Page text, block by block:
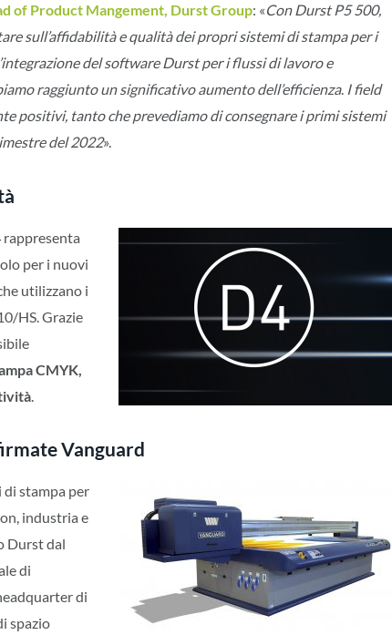
of Product Mangement, Durst Group: «Con Durst P5 500,
sull’affidabilità e qualità dei propri sistemi di stampa per i
del software Durst per i flussi di lavoro e
raggiunto un significativo aumento dell’efficienza. I field
positivi, tanto che prevediamo di consegnare i primi sistemi
del 2022».
rappresenta
per i nuovi
utilizzano i
HS. Grazie
CMYK,
Vanguard
di stampa per
industria e
Durst dal
di
di
spazio